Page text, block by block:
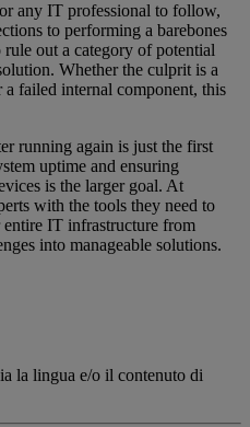
any IT professional to follow,
to performing a barebones
rule out a category of potential
Whether the culprit is a
failed internal component, this
running again is just the first
uptime and ensuring
is the larger goal. At
with the tools they need to
entire IT infrastructure from
into manageable solutions.
la lingua e/o il contenuto di